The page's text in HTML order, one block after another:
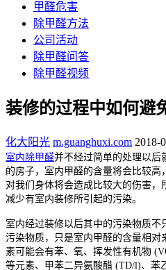
甲醛危害
除甲醛方法
公司活动
除甲醛问答
除甲醛视频
装修的过程中如何避
化大阳光 m.guanghuxi.com 2018-
室内除甲醛并不经过简单的处理以后
的房子，室内甲醛的含量将会比较高
对我们身体将会造成比较大的伤害
减少有室内装修所引起的污染。
室内经过装修以后其中的污染物质不
污染物质，只是室内甲醛的含量相对
素可能会有苯、氧、挥发性有机物
等元素、甲苯二异氨酸醋 (TD/l)、苯